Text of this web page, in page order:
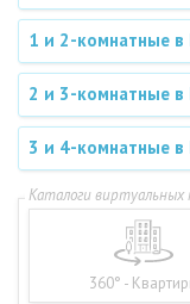
1 и 2-комнатные в
2 и 3-комнатные в
3 и 4-комнатные в
360° -